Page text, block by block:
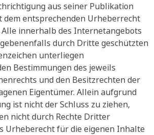
aus seiner Publikation
dem entsprechenden Urheberrecht
innerhalb des Internetangebots
durch Dritte geschützten
unterliegen
Bestimmungen des jeweils
und den Besitzrechten der
Eigentümer. Allein aufgrund
ist nicht der Schluss zu ziehen,
nicht durch Rechte Dritter
Urheberecht für die eigenen Inhalte